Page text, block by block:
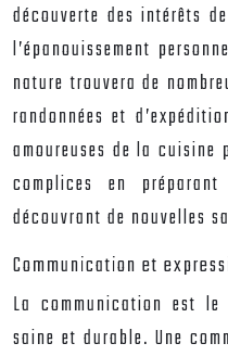
découverte des intérêts
l’épanouissement
nature trouvera de
randonnées et
amoureuses de la cuisine
complices en
découvrant de nouvelles
Communication et
La communication est
saine et durable. Une